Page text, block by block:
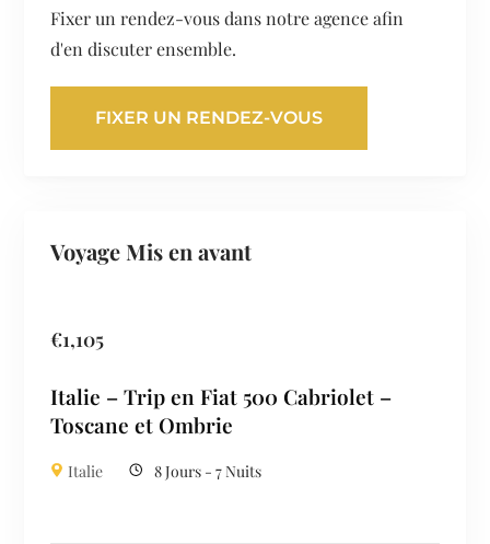
Fixer un rendez-vous dans notre agence afin
d'en discuter ensemble.
FIXER UN RENDEZ-VOUS
Voyage Mis en avant
€1,105
Italie – Trip en Fiat 500 Cabriolet –
Toscane et Ombrie
Italie 8 Jours - 7 Nuits